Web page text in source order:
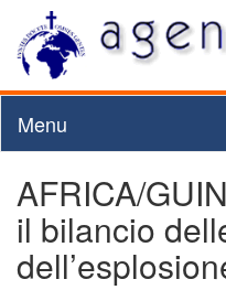
Menu
AFRICA/
il bilancio